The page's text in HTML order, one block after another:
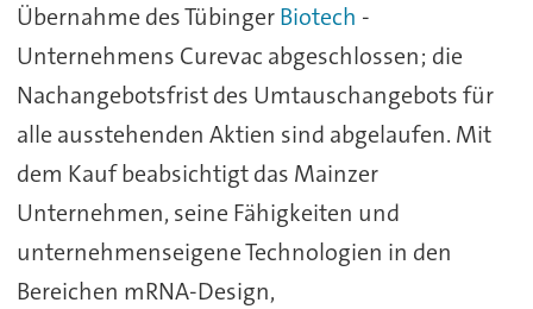
Übernahme des TübingerBiotech -
Unternehmens Curevac abgeschlossen; die
Nachangebotsfrist des Umtauschangebots für
alle ausstehenden Aktien sind abgelaufen. Mit
dem Kauf beabsichtigt das Mainzer
Unternehmen, seine Fähigkeiten und
unternehmenseigene Technologien in den
Bereichen mRNA-Design,